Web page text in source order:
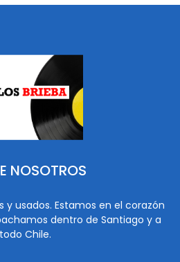
NOSOTROS
y usados. Estamos en el corazón
dentro de Santiago y a
todo Chile.